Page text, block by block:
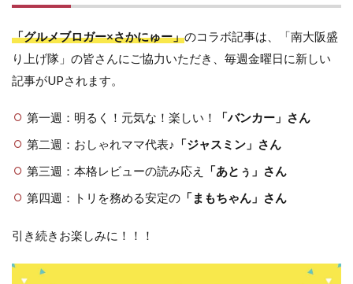
「グルメブロガー×さかにゅー」のコラボ記事は、「南大阪盛
り上げ隊」の皆さんにご協力いただき、毎週金曜日に新しい
記事がUPされます。
第一週：明るく！元気な！楽しい！
「バンカー」さん
第二週：おしゃれママ代表♪ 「ジャスミン」さん
第三週：本格レビューの読み応え
「あとぅ」さん
第四週：トリを務める安定の「まもちゃん」さん
引き続きお楽しみに！！！